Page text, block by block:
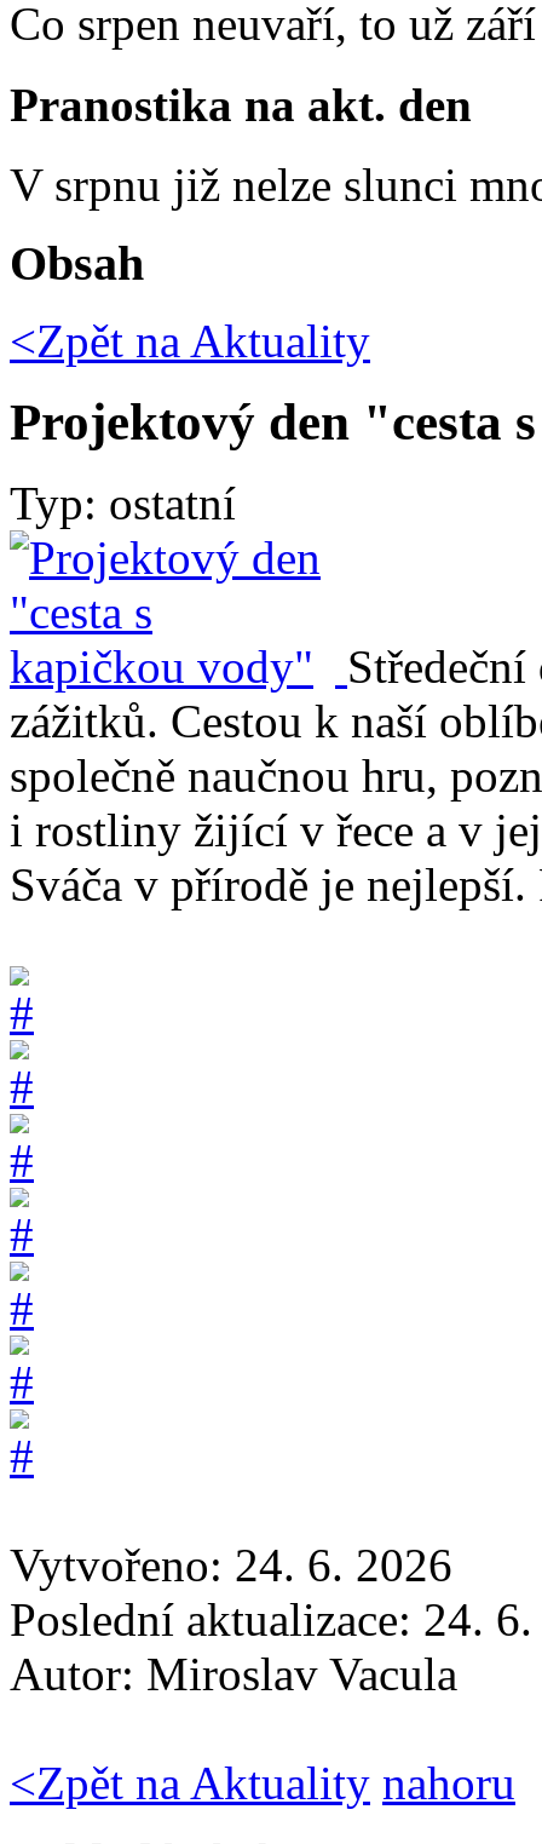
Co srpen neuvaří, to už
Pranostika na akt. den
V srpnu již nelze slunci
Obsah
<Zpět na Aktuality
Projektový den "cesta
Typ: ostatní
zážitků. Cestou k naší
společně naučnou hru,
i rostliny žijící v řece a v
Sváča v přírodě je
Vytvořeno: 24. 6. 2026
Poslední aktualizace: 24.
Autor: Miroslav Vacula
<Zpět na Aktuality nahoru